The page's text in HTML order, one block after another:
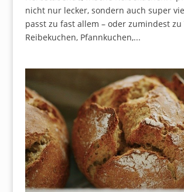
nicht nur lecker, sondern auch super
passt zu fast allem – oder zumindest zu
Reibekuchen, Pfannkuchen,...